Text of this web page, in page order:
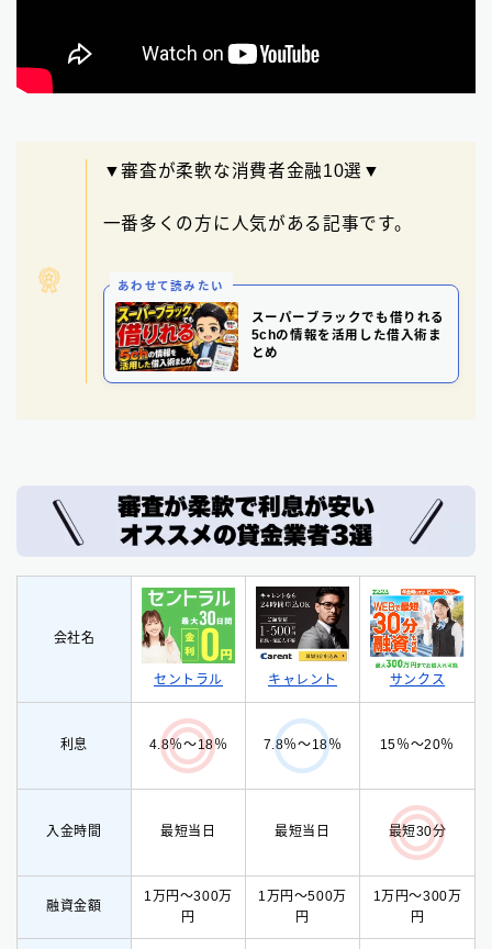
▼審査が柔軟な消費者金融10選▼
一番多くの方に人気がある記事です。
あわせて読みたい
スーパーブラックでも借りれる
5chの情報を活用した借入術ま
とめ
会社名
セントラル キャレント サンクス
利息 4.8％〜18％ 7.8％〜18％ 15％〜20％
入金時間 最短当日 最短当日 最短30分
融資金額
1万円〜300万
円
1万円〜500万
円
1万円〜300万
円